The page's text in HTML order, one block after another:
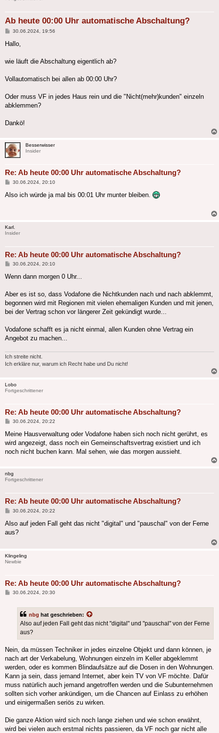
Ab heute 00:00 Uhr automatische Abschaltung?
Beitrag
30.06.2024, 19:56
Hallo,
wie läuft die Abschaltung eigentlich ab?
Vollautomatisch bei allen ab 00:00 Uhr?
Oder muss VF in jedes Haus rein und die "Nicht(mehr)kunden" einzeln
abklemmen?
Dankö!
Besserwisser
Insider
Re: Ab heute 00:00 Uhr automatische Abschaltung?
Beitrag
30.06.2024, 20:10
Also ich würde ja mal bis 00:01 Uhr munter bleiben.
Karl.
Insider
Re: Ab heute 00:00 Uhr automatische Abschaltung?
Beitrag
30.06.2024, 20:10
Wenn dann morgen 0 Uhr...
Aber es ist so, dass Vodafone die Nichtkunden nach und nach abklemmt,
begonnen wird mit Regionen mit vielen ehemaligen Kunden und mit jenen,
bei der Vertrag schon vor längerer Zeit gekündigt wurde...
Vodafone schafft es ja nicht einmal, allen Kunden ohne Vertrag ein
Angebot zu machen...
Ich streite nicht.
Ich erkläre nur, warum ich Recht habe und Du nicht!
Lobo
Fortgeschrittener
Re: Ab heute 00:00 Uhr automatische Abschaltung?
Beitrag
30.06.2024, 20:22
Meine Hausverwaltung oder Vodafone haben sich noch nicht gerührt, es
wird angezeigt, dass noch ein Gemeinschaftsvertrag existiert und ich
noch nicht buchen kann. Mal sehen, wie das morgen aussieht.
nbg
Fortgeschrittener
Re: Ab heute 00:00 Uhr automatische Abschaltung?
Beitrag
30.06.2024, 20:22
Also auf jeden Fall geht das nicht "digital" und "pauschal" von der Ferne
aus?
Klingeling
Newbie
Re: Ab heute 00:00 Uhr automatische Abschaltung?
Beitrag
30.06.2024, 20:30
nbg hat geschrieben:
Also auf jeden Fall geht das nicht "digital" und "pauschal" von der Ferne
aus?
Nein, da müssen Techniker in jedes einzelne Objekt und dann können, je
nach art der Verkabelung, Wohnungen einzeln im Keller abgeklemmt
werden, oder es kommen Blindaufsätze auf die Dosen in den Wohnungen.
Kann ja sein, dass jemand Internet, aber kein TV von VF möchte. Dafür
muss natürlich auch jemand angetroffen werden und die Subunternehmen
sollten sich vorher ankündigen, um die Chancen auf Einlass zu erhöhen
und einigermaßen seriös zu wirken.
Die ganze Aktion wird sich noch lange ziehen und wie schon erwähnt,
wird bei vielen auch erstmal nichts passieren, da VF noch gar nicht alle